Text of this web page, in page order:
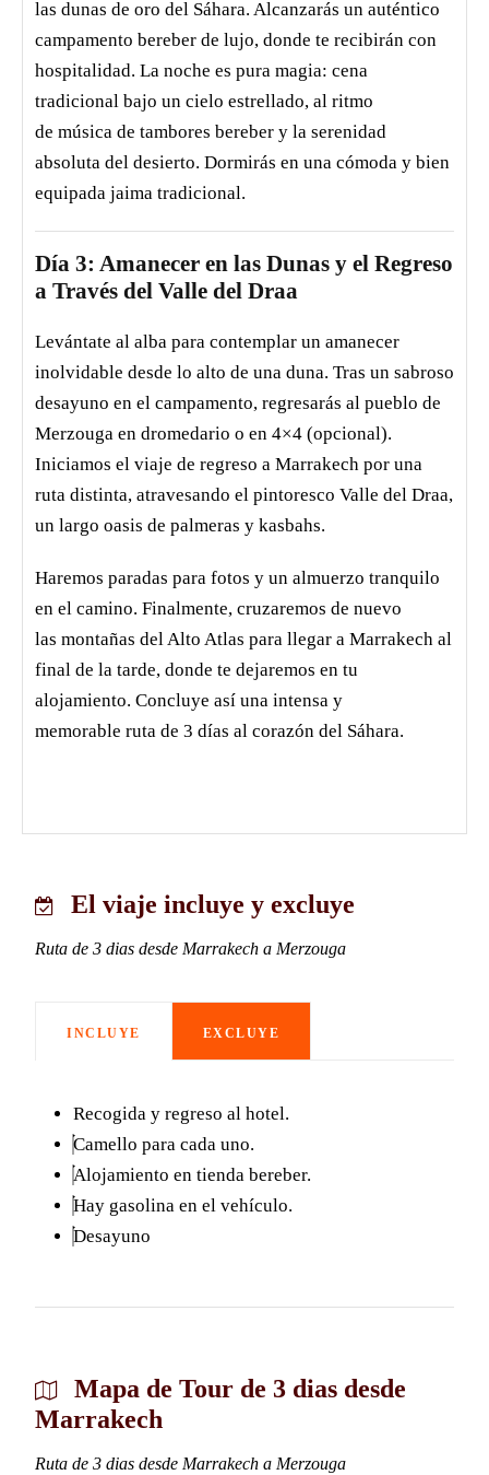
las dunas de oro del Sáhara. Alcanzarás un auténtico
campamento bereber de lujo, donde te recibirán con
hospitalidad. La noche es pura magia: cena
tradicional bajo un cielo estrellado, al ritmo
de música de tambores bereber y la serenidad
absoluta del desierto. Dormirás en una cómoda y bien
equipada jaima tradicional.
Día 3: Amanecer en las Dunas y el Regreso
a Través del Valle del Draa
Levántate al alba para contemplar un amanecer
inolvidable desde lo alto de una duna. Tras un sabroso
desayuno en el campamento, regresarás al pueblo de
Merzouga en dromedario o en 4×4 (opcional).
Iniciamos el viaje de regreso a Marrakech por una
ruta distinta, atravesando el pintoresco Valle del Draa,
un largo oasis de palmeras y kasbahs.
Haremos paradas para fotos y un almuerzo tranquilo
en el camino. Finalmente, cruzaremos de nuevo
las montañas del Alto Atlas para llegar a Marrakech al
final de la tarde, donde te dejaremos en tu
alojamiento. Concluye así una intensa y
memorable ruta de 3 días al corazón del Sáhara.
El viaje incluye y excluye
Ruta de 3 dias desde Marrakech a Merzouga
INCLUYE EXCLUYE
Recogida y regreso al hotel.
Camello para cada uno.
Alojamiento en tienda bereber.
Hay gasolina en el vehículo.
Desayuno
Mapa de Tour de 3 dias desde
Marrakech
Ruta de 3 dias desde Marrakech a Merzouga